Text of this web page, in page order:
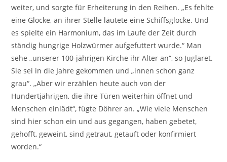
weiter, und sorgte für Erheiterung in den Reihen. „Es fehlte
eine Glocke, an ihrer Stelle läutete eine Schiffsglocke. Und
es spielte ein Harmonium, das im Laufe der Zeit durch
ständig hungrige Holzwürmer aufgefuttert wurde.“ Man
sehe „unserer 100-jährigen Kirche ihr Alter an“, so Juglaret.
Sie sei in die Jahre gekommen und „innen schon ganz
grau“. „Aber wir erzählen heute auch von der
Hundertjährigen, die ihre Türen weiterhin öffnet und
Menschen einlädt“, fügte Döhrer an. „Wie viele Menschen
sind hier schon ein und aus gegangen, haben gebetet,
gehofft, geweint, sind getraut, getauft oder konfirmiert
worden.“